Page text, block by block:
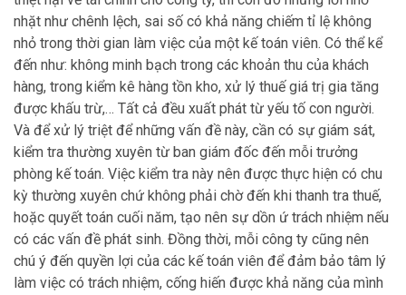
nhặt như chênh lệch, sai số có khả năng chiếm tỉ lệ không
nhỏ trong thời gian làm việc của một kế toán viên. Có thể kể
đến như: không minh bạch trong các khoản thu của khách
hàng, trong kiểm kê hàng tồn kho, xử lý thuế giá trị gia tăng
được khấu trừ,… Tất cả đều xuất phát từ yếu tố con người.
Và để xử lý triệt để những vấn đề này, cần có sự giám sát,
kiểm tra thường xuyên từ ban giám đốc đến mỗi trưởng
phòng kế toán. Việc kiểm tra này nên được thực hiện có chu
kỳ thường xuyên chứ không phải chờ đến khi thanh tra thuế,
hoặc quyết toán cuối năm, tạo nên sự dồn ứ trách nhiệm nếu
có các vấn đề phát sinh. Đồng thời, mỗi công ty cũng nên
chú ý đến quyền lợi của các kế toán viên để đảm bảo tâm lý
làm việc có trách nhiệm, cống hiến được khả năng của mình